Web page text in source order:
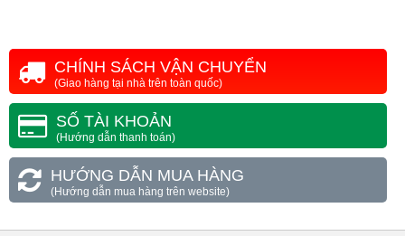
CHÍNH SÁCH VẬN CHUYỂN
(Giao hàng tại nhà trên toàn quốc)
SỐ TÀI KHOẢN
(Hướng dẫn thanh toán)
HƯỚNG DẪN MUA HÀNG
(Hướng dẫn mua hàng trên website)